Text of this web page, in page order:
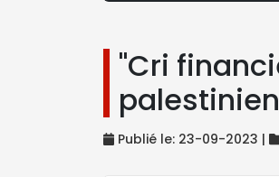
"Cri
Publié le: 23-09-2023 |